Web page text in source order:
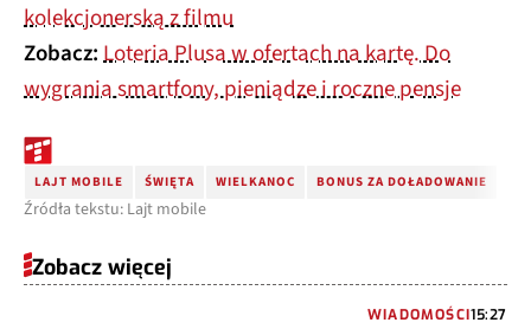
kolekcjonerską z filmu
Zobacz:Loteria Plusa w ofertach na kartę. Do
wygrania smartfony, pieniądze i roczne pensje
LAJT MOBILE ŚWIĘTA WIELKANOC BONUS ZA DOŁADOWANIE
Źródła tekstu: Lajt mobile
Zobacz więcej
WIADOMOŚCI15:27